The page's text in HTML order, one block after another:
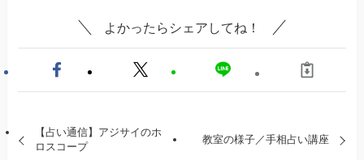
よかったらシェアしてね！
【占い通信】アジサイのホ
ロスコープ
教室の様子／手相占い講座